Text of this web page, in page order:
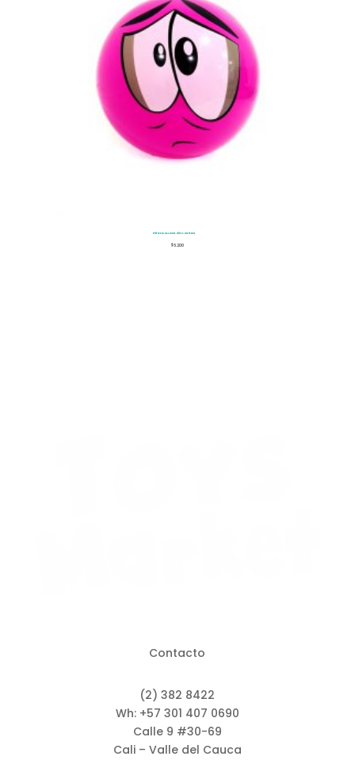
Pelota Suave de Caritas
$5.200
Contacto
(2) 382 8422
Wh: +57 301 407 0690
Calle 9 #30-69
Cali – Valle del Cauca